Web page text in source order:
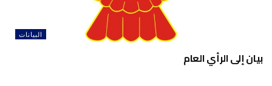
البيانات
بيان إلى الرأي العام